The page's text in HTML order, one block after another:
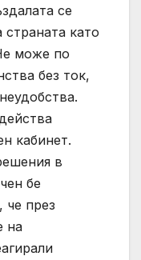
се
като
може по
без ток,
кабинет.
в
бе
че през
на